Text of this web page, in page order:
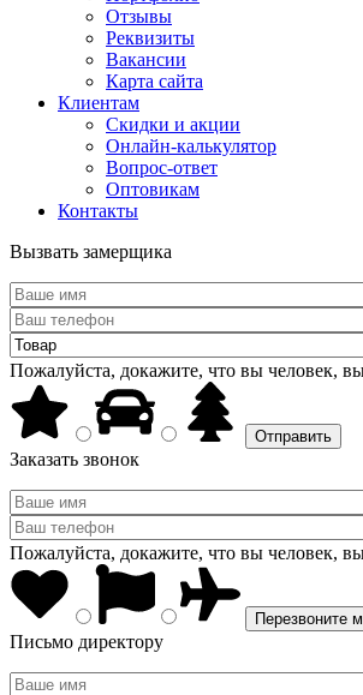
Отзывы
Реквизиты
Вакансии
Карта сайта
Клиентам
Скидки и акции
Онлайн-калькулятор
Вопрос-ответ
Оптовикам
Контакты
Вызвать замерщика
Пожалуйста, докажите, что вы человек,
Заказать звонок
Пожалуйста, докажите, что вы человек,
Письмо директору